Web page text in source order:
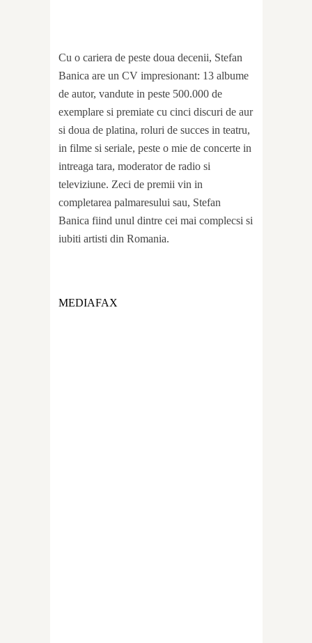
Cu o cariera de peste doua decenii, Stefan
Banica are un CV impresionant: 13 albume
de autor, vandute in peste 500.000 de
exemplare si premiate cu cinci discuri de aur
si doua de platina, roluri de succes in teatru,
in filme si seriale, peste o mie de concerte in
intreaga tara, moderator de radio si
televiziune. Zeci de premii vin in
completarea palmaresului sau, Stefan
Banica fiind unul dintre cei mai complecsi si
iubiti artisti din Romania.
MEDIAFAX